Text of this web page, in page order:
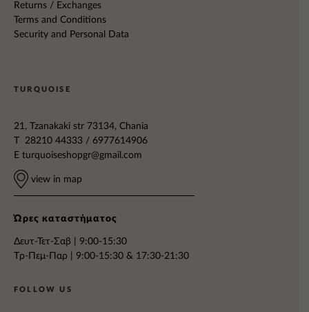
Returns / Exchanges
Terms and Conditions
Security and Personal Data
TURQUOISE
21, Tzanakaki str 73134, Chania
T 28210 44333 / 6977614906
E turquoiseshopgr@gmail.com
view in map
Ώρες καταστήματος
Δευτ-Τετ-Σαβ | 9:00-15:30
Tρ-Πεμ-Παρ | 9:00-15:30 & 17:30-21:30
FOLLOW US